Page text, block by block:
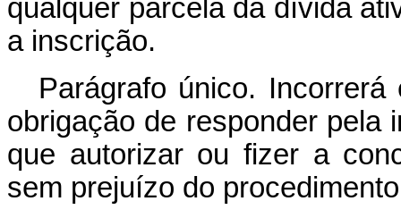
qualquer parcela da dívida
a inscrição.
Parágrafo único.
obrigação de responder pela
que autorizar ou fizer a
sem prejuízo do